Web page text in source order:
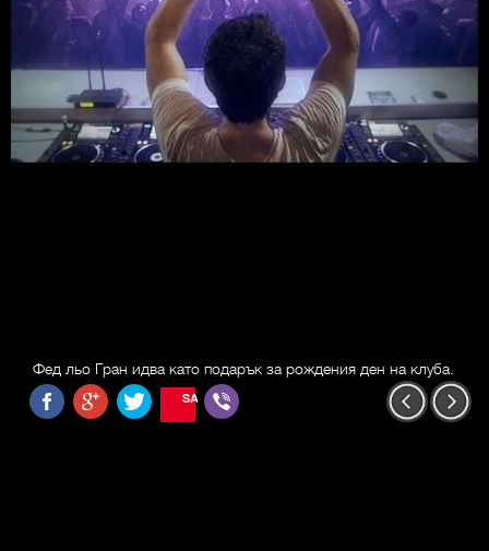
Фед льо Гран идва като подарък за рождения ден на клуба.
SAVE